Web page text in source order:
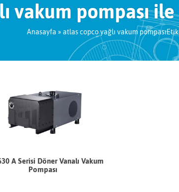
vakum pompası
Anasayfa » atlas copco yağlı vakum
A Serisi Döner Vanalı Vakum
Pompası